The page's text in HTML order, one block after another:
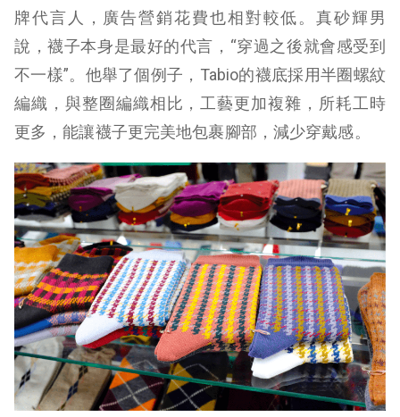
牌代言人，廣告營銷花費也相對較低。真砂輝男
說，襪子本身是最好的代言，“穿過之後就會感受到
不一樣”。他舉了個例子，Tabio的襪底採用半圈螺紋
編織，與整圈編織相比，工藝更加複雜，所耗工時
更多，能讓襪子更完美地包裹腳部，減少穿戴感。